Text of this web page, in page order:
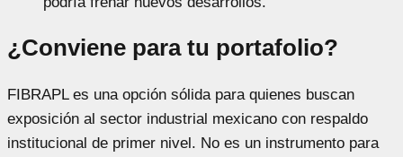
¿Conviene para tu portafolio?
FIBRAPL es una opción sólida para quienes buscan
exposición al sector industrial mexicano con respaldo
institucional de primer nivel. No es un instrumento para